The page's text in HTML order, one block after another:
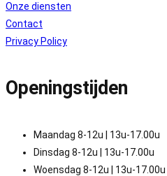
Onze diensten
Contact
Privacy Policy
Openingstijden
Maandag 8-12u | 13u-17.00u
Dinsdag 8-12u | 13u-17.00u
Woensdag 8-12u | 13u-17.00u